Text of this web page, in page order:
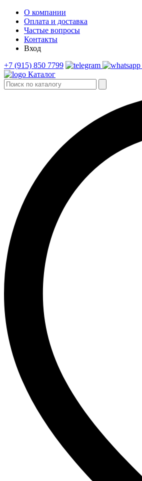
О компании
Оплата и доставка
Частые вопросы
Контакты
Вход
+7 (915) 850 7799
Каталог